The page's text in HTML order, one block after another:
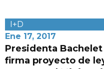
I+D
Ene 17, 2017
Presidenta Bachelet
firma proyecto de